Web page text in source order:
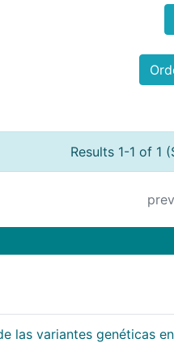
Results 1-1 of 1
las variantes genéticas